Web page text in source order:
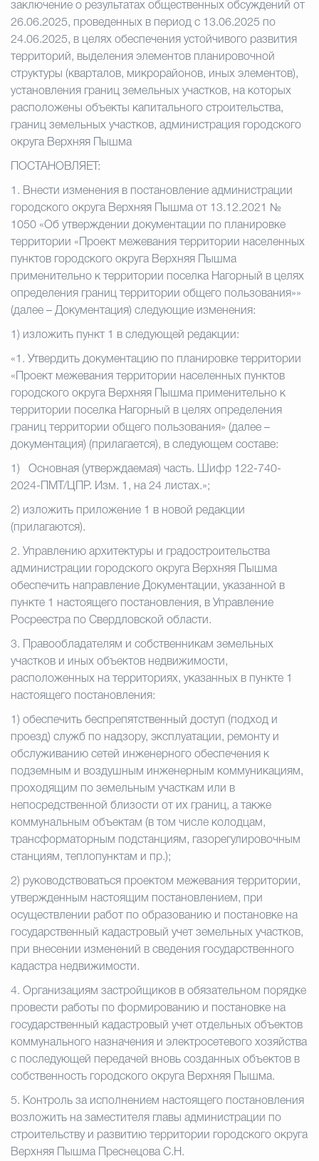
заключение о результатах общественных обсуждений от
26.06.2025, проведенных в период с 13.06.2025 по
24.06.2025, в целях обеспечения устойчивого развития
территорий, выделения элементов планировочной
структуры (кварталов, микрорайонов, иных элементов),
установления границ земельных участков, на которых
расположены объекты капитального строительства,
границ земельных участков, администрация городского
округа Верхняя Пышма
ПОСТАНОВЛЯЕТ:
1. Внести изменения в постановление администрации
городского округа Верхняя Пышма от 13.12.2021 №
1050 «Об утверждении документации по планировке
территории «Проект межевания территории населенных
пунктов городского округа Верхняя Пышма
применительно к территории поселка Нагорный в целях
определения границ территории общего пользования»»
(далее – Документация) следующие изменения:
1) изложить пункт 1 в следующей редакции:
«1. Утвердить документацию по планировке территории
«Проект межевания территории населенных пунктов
городского округа Верхняя Пышма применительно к
территории поселка Нагорный в целях определения
границ территории общего пользования» (далее –
документация) (прилагается), в следующем составе:
1) Основная (утверждаемая) часть. Шифр 122-740-
2024-ПМТ/ЦПР. Изм. 1, на 24 листах.»;
2) изложить приложение 1 в новой редакции
(прилагаются).
2. Управлению архитектуры и градостроительства
администрации городского округа Верхняя Пышма
обеспечить направление Документации, указанной в
пункте 1 настоящего постановления, в Управление
Росреестра по Свердловской области.
3.
Правообладателям и собственникам земельных
участков и иных объектов недвижимости,
расположенных на территориях, указанных в пункте 1
настоящего постановления:
1) обеспечить беспрепятственный доступ (подход и
проезд) служб по надзору, эксплуатации, ремонту и
обслуживанию сетей инженерного обеспечения к
подземным и воздушным инженерным коммуникациям,
проходящим по земельным участкам или в
непосредственной близости от их границ, а также
коммунальным объектам (в том числе колодцам,
трансформаторным подстанциям, газорегулировочным
станциям, теплопунктам и пр.);
2) руководствоваться проектом межевания территории,
утвержденным настоящим постановлением, при
осуществлении работ по образованию и постановке на
государственный кадастровый учет земельных участков,
при внесении изменений в сведения государственного
кадастра недвижимости.
4. Организациям застройщиков в обязательном порядке
провести работы по формированию и постановке на
государственный кадастровый учет отдельных объектов
коммунального назначения и электросетевого хозяйства
с последующей передачей вновь созданных объектов в
собственность городского округа Верхняя Пышма.
5. Контроль за исполнением настоящего постановления
возложить на заместителя главы администрации по
строительству и развитию территории городского округа
Верхняя Пышма Преснецова С.Н.